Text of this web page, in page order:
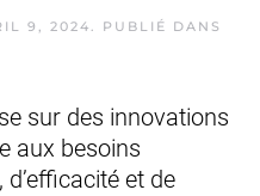
9, 2024. PUBLIÉ DANS
sur des innovations
aux besoins
et de